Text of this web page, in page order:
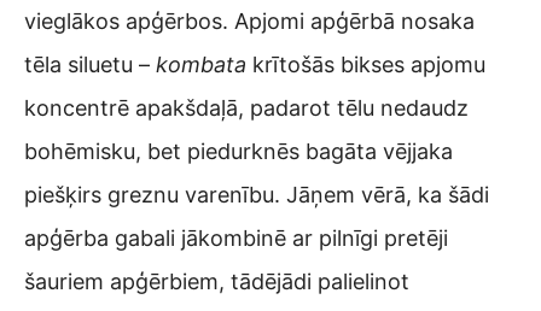
vieglākos apģērbos. Apjomi apģērbā nosaka
tēla siluetu – kombata krītošās bikses apjomu
koncentrē apakšdaļā, padarot tēlu nedaudz
bohēmisku, bet piedurknēs bagāta vējjaka
piešķirs greznu varenību. Jāņem vērā, ka šādi
apģērba gabali jākombinē ar pilnīgi pretēji
šauriem apģērbiem, tādējādi palielinot